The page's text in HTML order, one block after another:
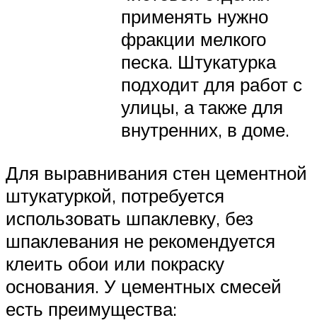
применять нужно
фракции мелкого
песка. Штукатурка
подходит для работ с
улицы, а также для
внутренних, в доме.
Для выравнивания стен цементной
штукатуркой, потребуется
использовать шпаклевку, без
шпаклевания не рекомендуется
клеить обои или покраску
основания. У цементных смесей
есть преимущества: